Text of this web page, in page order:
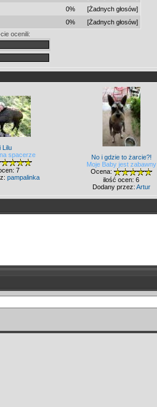
0%
[Żadnych głosów]
0%
[Żadnych głosów]
ocenili:
Lilu
spacerze
7
pampalinka
No i gdzie to żarcie?!
Moje Baby jest zabawny
Ocena:
ilość ocen: 6
Dodany przez: Artur